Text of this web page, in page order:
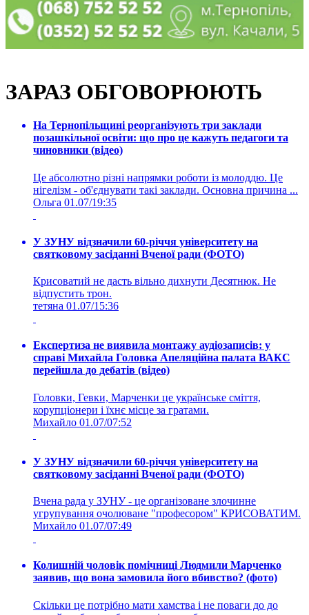
ЗАРАЗ ОБГОВОРЮЮТЬ
На Тернопільщині реорганізують три заклади
позашкільної освіти: що про це кажуть педагоги та
чиновники (відео)
Це абсолютно різні напрямки роботи із молоддю. Це
нігелізм - об'єднувати такі заклади. Основна причина ...
Ольга 01.07/19:35
У ЗУНУ відзначили 60-річчя університету на
святковому засіданні Вченої ради (ФОТО)
Крисоватий не дасть вільно дихнути Десятнюк. Не
відпустить трон.
тетяна 01.07/15:36
Експертиза не виявила монтажу аудіозаписів: у
справі Михайла Головка Апеляційна палата ВАКС
перейшла до дебатів (відео)
Головки, Гевки, Марченки це українське сміття,
корупціонери і їхнє місце за гратами.
Михайло 01.07/07:52
У ЗУНУ відзначили 60-річчя університету на
святковому засіданні Вченої ради (ФОТО)
Вчена рада у ЗУНУ - це організоване злочинне
угрупування очолюване "професором" КРИСОВАТИМ.
Михайло 01.07/07:49
Колишній чоловік помічниці Людмили Марченко
заявив, що вона замовила його вбивство? (фото)
Скільки це потрібно мати хамства і не поваги до до